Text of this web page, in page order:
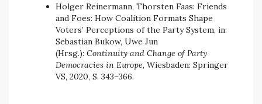
Holger Reinermann, Thorsten Faas: Friends
and Foes: How Coalition Formats Shape
Voters’ Perceptions of the Party System, in:
Sebastian Bukow, Uwe Jun
(Hrsg.): Continuity and Change of Party
Democracies in Europe, Wiesbaden: Springer
VS, 2020, S. 343–366.